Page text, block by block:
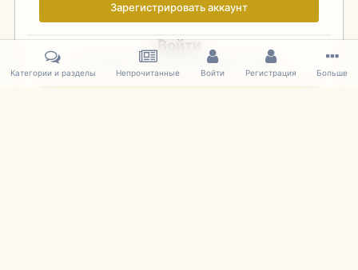
Зарегистрировать аккаунт
Войти
Уже зарегистрированы? Войдите здесь.
Категории и разделы Непрочитанные Войти Регистрация Больше